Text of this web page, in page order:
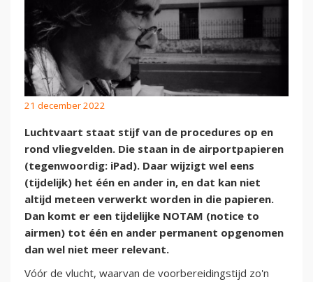
21 december 2022
Luchtvaart staat stijf van de procedures op en
rond vliegvelden. Die staan in de airportpapieren
(tegenwoordig: iPad). Daar wijzigt wel eens
(tijdelijk) het één en ander in, en dat kan niet
altijd meteen verwerkt worden in die papieren.
Dan komt er een tijdelijke NOTAM (notice to
airmen) tot één en ander permanent opgenomen
dan wel niet meer relevant.
Vóór de vlucht, waarvan de voorbereidingstijd zo'n